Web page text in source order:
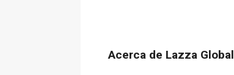
Acerca de Lazza Global